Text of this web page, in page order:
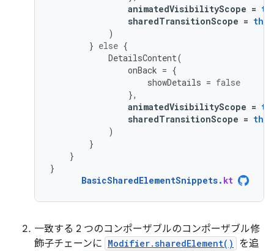
animatedVisibilityScope =
sharedTransitionScope = this
)
} else {
DetailsContent(
onBack = {
showDetails = false
},
animatedVisibilityScope =
sharedTransitionScope = this
)
}
}
}
BasicSharedElementSnippets. kt
一致する 2 つのコンポーザブルのコンポーザブル修
飾子チェーンに Modifier.sharedElement()
を追